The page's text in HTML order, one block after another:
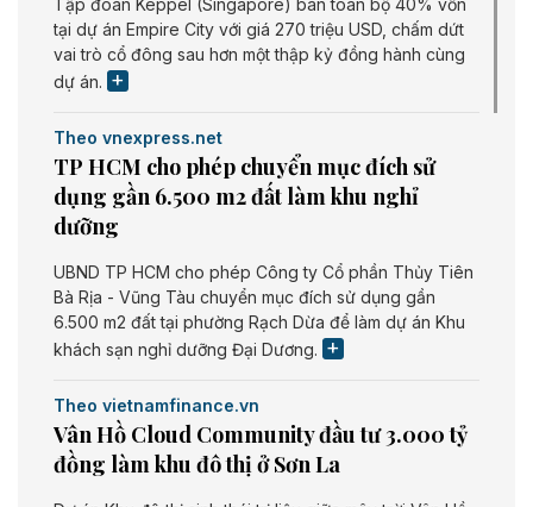
tại dự án Empire City với giá 270 triệu USD, chấm dứt
vai trò cổ đông sau hơn một thập kỷ đồng hành cùng
dự án.
Theo vnexpress.net
TP HCM cho phép chuyển mục đích sử
dụng gần 6.500 m2 đất làm khu nghỉ
dưỡng
UBND TP HCM cho phép Công ty Cổ phần Thủy Tiên
Bà Rịa - Vũng Tàu chuyển mục đích sử dụng gần
6.500 m2 đất tại phường Rạch Dừa để làm dự án Khu
khách sạn nghỉ dưỡng Đại Dương.
Theo vietnamfinance.vn
Vân Hồ Cloud Community đầu tư 3.000 tỷ
đồng làm khu đô thị ở Sơn La